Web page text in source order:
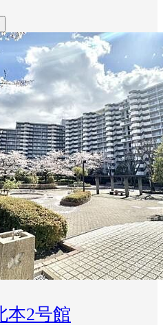
本2号館